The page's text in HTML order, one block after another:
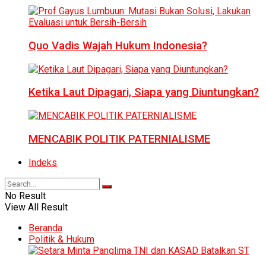
Quo Vadis Wajah Hukum Indonesia?
Ketika Laut Dipagari, Siapa yang Diuntungkan?
MENCABIK POLITIK PATERNIALISME
Indeks
No Result
View All Result
Beranda
Politik & Hukum